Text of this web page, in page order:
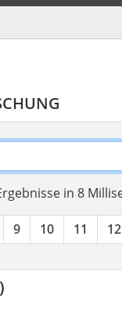
in 8
9 10 11 12